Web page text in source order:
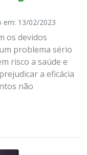
em: 13/02/2023
os devidos
problema sério
risco a saúde e
a eficácia
não